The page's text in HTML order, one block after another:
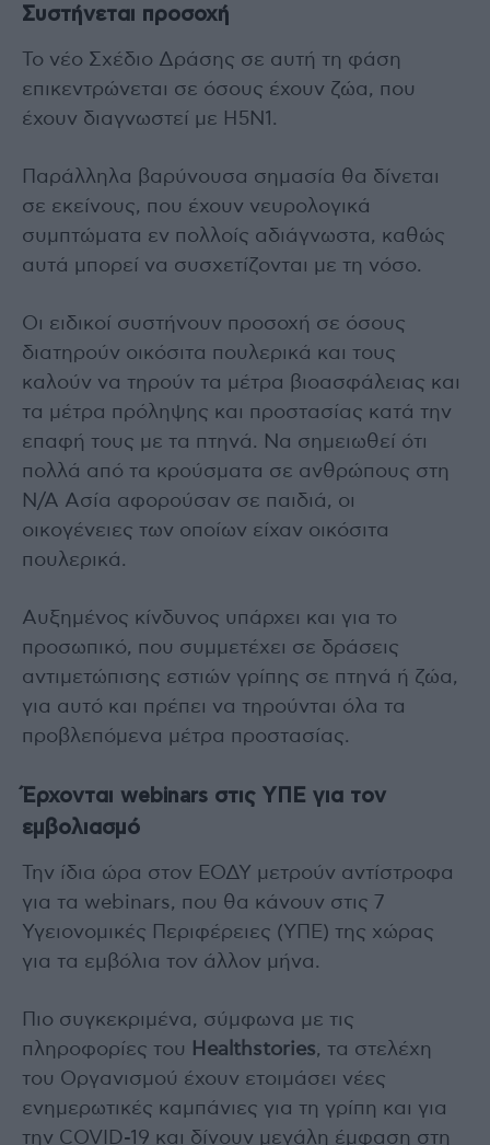
Συστήνεται προσοχή
Το νέο Σχέδιο Δράσης σε αυτή τη φάση
επικεντρώνεται σε όσους έχουν ζώα, που
έχουν διαγνωστεί με Η5Ν1.
Παράλληλα βαρύνουσα σημασία θα δίνεται
σε εκείνους, που έχουν νευρολογικά
συμπτώματα εν πολλοίς αδιάγνωστα, καθώς
αυτά μπορεί να συσχετίζονται με τη νόσο.
Οι ειδικοί συστήνουν προσοχή σε όσους
διατηρούν οικόσιτα πουλερικά και τους
καλούν να τηρούν τα μέτρα βιοασφάλειας και
τα μέτρα πρόληψης και προστασίας κατά την
επαφή τους με τα πτηνά. Να σημειωθεί ότι
πολλά από τα κρούσματα σε ανθρώπους στη
Ν/Α Ασία αφορούσαν σε παιδιά, οι
οικογένειες των οποίων είχαν οικόσιτα
πουλερικά.
Αυξημένος κίνδυνος υπάρχει και για το
προσωπικό, που συμμετέχει σε δράσεις
αντιμετώπισης εστιών γρίπης σε πτηνά ή ζώα,
για αυτό και πρέπει να τηρούνται όλα τα
προβλεπόμενα μέτρα προστασίας.
Έρχονται webinars στις ΥΠΕ για τον
εμβολιασμό
Την ίδια ώρα στον ΕΟΔΥ μετρούν αντίστροφα
για τα webinars, που θα κάνουν στις 7
Υγειονομικές Περιφέρειες (ΥΠΕ) της χώρας
για τα εμβόλια τον άλλον μήνα.
Πιο συγκεκριμένα, σύμφωνα με τις
πληροφορίες του
Healthstories, τα στελέχη
του Οργανισμού έχουν ετοιμάσει νέες
ενημερωτικές καμπάνιες για τη γρίπη και για
την COVID-19 και δίνουν μεγάλη έμφαση στη